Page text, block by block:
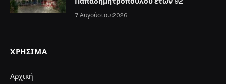
7 Αυγούστου 2026
ΧΡΉΣΙΜΑ
Αρχική